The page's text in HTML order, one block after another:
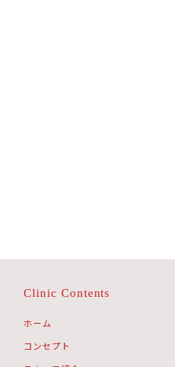
Clinic Contents
ホーム
コンセプト